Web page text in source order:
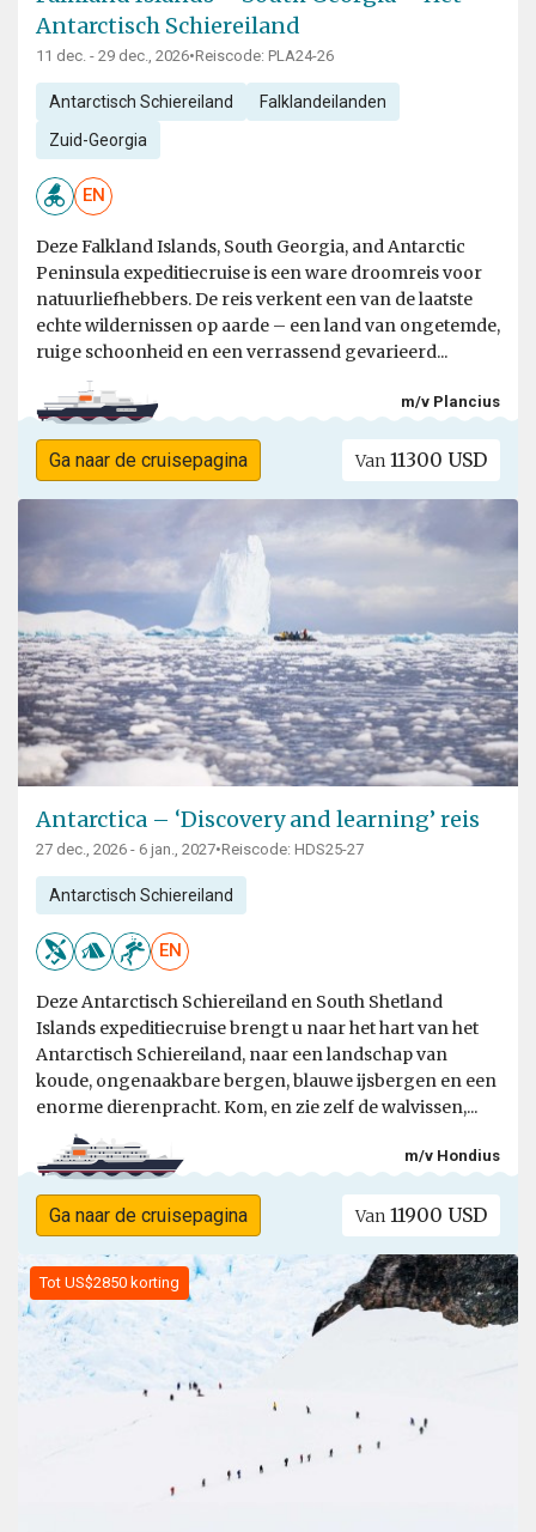
Antarctisch Schiereiland
11 dec. - 29 dec., 2026•Reiscode: PLA24-26
Antarctisch Schiereiland Falklandeilanden
Zuid-Georgia
EN
Deze Falkland Islands, South Georgia, and Antarctic
Peninsula expeditiecruise is een ware droomreis voor
natuurliefhebbers. De reis verkent een van de laatste
echte wildernissen op aarde – een land van ongetemde,
ruige schoonheid en een verrassend gevarieerd...
m/v Plancius
Ga naar de cruisepagina Van 11300 USD
Antarctica – ‘Discovery and learning’ reis
27 dec., 2026 - 6 jan., 2027•Reiscode: HDS25-27
Antarctisch Schiereiland
EN
Deze Antarctisch Schiereiland en South Shetland
Islands expeditiecruise brengt u naar het hart van het
Antarctisch Schiereiland, naar een landschap van
koude, ongenaakbare bergen, blauwe ijsbergen en een
enorme dierenpracht. Kom, en zie zelf de walvissen,...
m/v Hondius
Ga naar de cruisepagina Van 11900 USD
Tot US$2850 korting